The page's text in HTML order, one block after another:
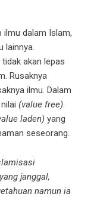
ilmu dalam Islam,
lainnya.
akan lepas
Rusaknya
ilmu. Dalam
(value free).
laden) yang
seseorang.
janggal,
namun ia